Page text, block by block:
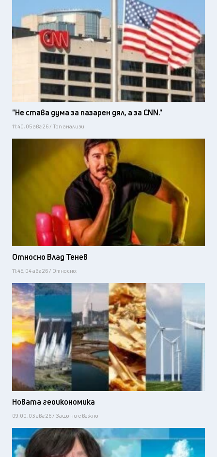
"Не става дума за пазарен дял, а за CNN."
11:40, 05 авг 26 / Топ анализи
Относно Влад Тенев
11:45, 04 авг 26 / Относно:
Новата геоикономика
09:00, 03 авг 26 / Защо ни е важно